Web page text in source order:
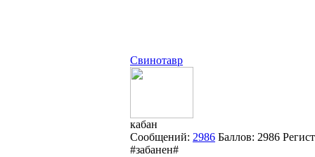
Свинотавр
кабан
Сообщений: 2986 Баллов: 2986
#забанен#